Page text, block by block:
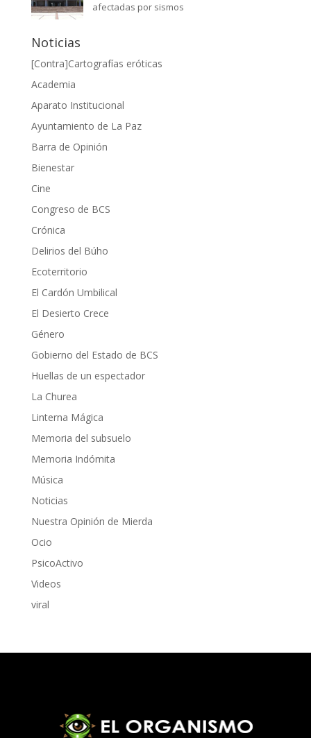
afectadas por sismos
Noticias
[Contra]Cartografías eróticas
Academia
Aparato Institucional
Ayuntamiento de La Paz
Barra de Opinión
Bienestar
Cine
Congreso de BCS
Crónica
Delirios del Búho
Ecoterritorio
El Cardón Umbilical
El Desierto Crece
Género
Gobierno del Estado de BCS
Huellas de un espectador
La Churea
Linterna Mágica
Memoria del subsuelo
Memoria Indómita
Música
Noticias
Nuestra Opinión de Mierda
Ocio
PsicoActivo
Videos
viral